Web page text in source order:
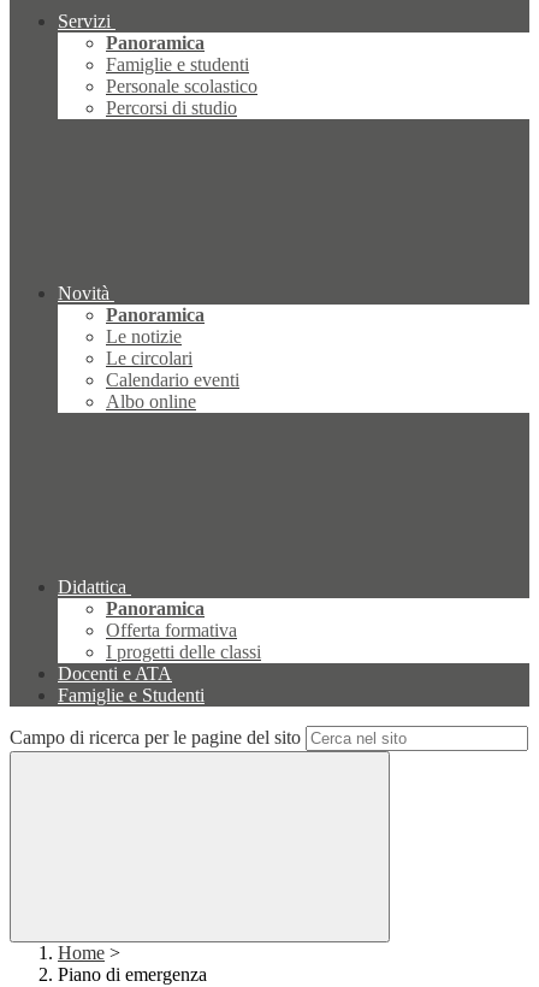
Servizi
Panoramica
Famiglie e studenti
Personale scolastico
Percorsi di studio
Novità
Panoramica
Le notizie
Le circolari
Calendario eventi
Albo online
Didattica
Panoramica
Offerta formativa
I progetti delle classi
Docenti e ATA
Famiglie e Studenti
Campo di ricerca per le pagine del sito
Home >
Piano di emergenza